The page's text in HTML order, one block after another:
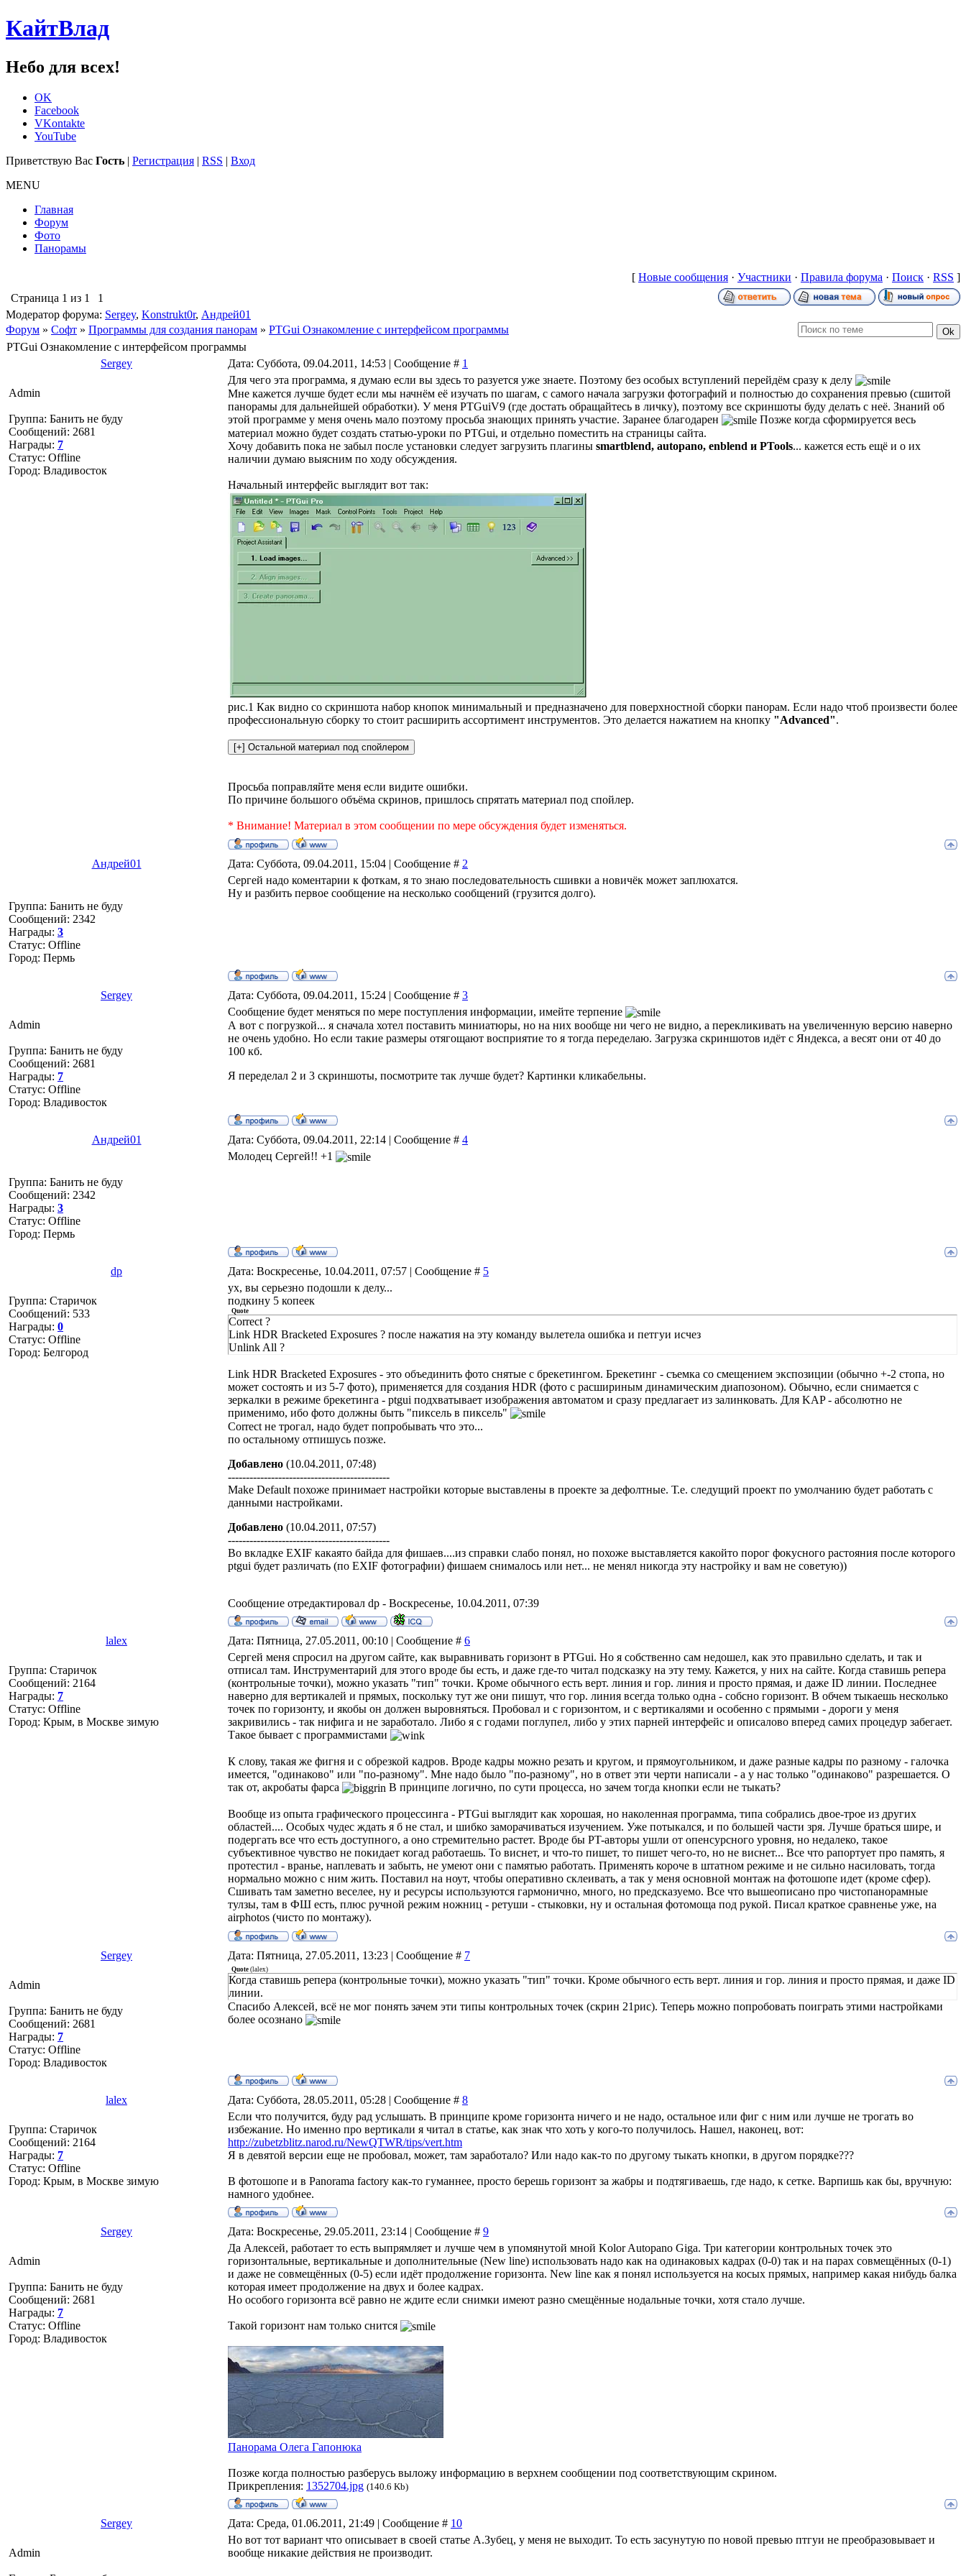
КайтВлад
Небо для всех!
OK
Facebook
VKontakte
YouTube
Приветствую Вас Гость | Регистрация | RSS | Вход
MENU
Главная
Форум
Фото
Панорамы
[ Новые сообщения · Участники · Правила форума · Поиск · RSS ]
Страница 1 из 1
1
Модератор форума: Sergey, Konstrukt0r, Андрей01
Форум » Софт » Программы для создания панорам » PTGui Ознакомление с интерфейсом программы
PTGui Ознакомление с интерфейсом программы
Sergey
Дата: Суббота, 09.04.2011, 14:53 | Сообщение # 1
Admin
Группа: Банить не буду
Сообщений: 2681
Награды: 7
Статус: Offline
Город: Владивосток
Для чего эта программа, я думаю если вы здесь то разуется уже знаете. Поэтому без особых вступлений перейдём сразу к делу
Мне кажется лучше будет если мы начнём её изучать по шагам, с самого начала загрузки фотографий и полностью до сохранения превью (сшитой
панорамы для дальнейшей обработки). У меня PTGuiV9 (где достать обращайтесь в личку), поэтому все скриншоты буду делать с неё. Знаний об
этой программе у меня очень мало поэтому просьба знающих принять участие. Заранее благодарен
Позже когда сформируется весь
материал можно будет создать статью-уроки по PTGui, и отдельно поместить на страницы сайта.
Хочу добавить пока не забыл после установки следует загрузить плагины smartblend, autopano, enblend и PTools... кажется есть ещё и о их
наличии думаю выясним по ходу обсуждения.
Начальный интерфейс выглядит вот так:
рис.1 Как видно со скриншота набор кнопок минимальный и предназначено для поверхностной сборки панорам. Если надо чтоб произвести более
профессиональную сборку то стоит расширить ассортимент инструментов. Это делается нажатием на кнопку "Advanсed".
Просьба поправляйте меня если видите ошибки.
По причине большого объёма скринов, пришлось спрятать материал под спойлер.
* Внимание! Материал в этом сообщении по мере обсуждения будет изменяться.
Андрей01 Дата: Суббота, 09.04.2011, 15:04 | Сообщение # 2
Группа: Банить не буду
Сообщений: 2342
Награды: 3
Статус: Offline
Город: Пермь
Сергей надо коментарии к фоткам, я то знаю последовательность сшивки а новичёк может заплюхатся.
Ну и разбить первое сообщение на несколько сообщений (грузится долго).
Sergey Дата: Суббота, 09.04.2011, 15:24 | Сообщение # 3
Admin
Группа: Банить не буду
Сообщений: 2681
Награды: 7
Статус: Offline
Город: Владивосток
Сообщение будет меняться по мере поступления информации, имейте терпение
А вот с погрузкой... я сначала хотел поставить миниатюры, но на них вообще ни чего не видно, а перекликивать на увеличенную версию наверно
не очень удобно. Но если такие размеры отягощают восприятие то я тогда переделаю. Загрузка скриншотов идёт с Яндекса, а весят они от 40 до
100 кб.
Я переделал 2 и 3 скриншоты, посмотрите так лучше будет? Картинки кликабельны.
Андрей01 Дата: Суббота, 09.04.2011, 22:14 | Сообщение # 4
Группа: Банить не буду
Сообщений: 2342
Награды: 3
Статус: Offline
Город: Пермь
Молодец Сергей!! +1
dp Дата: Воскресенье, 10.04.2011, 07:57 | Сообщение # 5
Группа: Старичок
Сообщений: 533
Награды: 0
Статус: Offline
Город: Белгород
ух, вы серьезно подошли к делу...
подкину 5 копеек
Quote
Correct ?
Link HDR Bracketed Exposures ? после нажатия на эту команду вылетела ошибка и петгуи исчез
Unlink All ?
Link HDR Bracketed Exposures - это объединить фото снятые с брекетингом. Брекетинг - съемка со смещением экспозиции (обычно +-2 стопа, но
может состоять и из 5-7 фото), применяется для создания HDR (фото с расшириным динамическим диапозоном). Обычно, если снимается с
зеркалки в режиме брекетинга - ptgui подхватывает изображения автоматом и сразу предлагает из залинковать. Для KAP - абсолютно не
применимо, ибо фото должны быть "пиксель в пиксель"
Correct не трогал, надо будет попробывать что это...
по остальному отпишусь позже.
Добавлено (10.04.2011, 07:48)
---------------------------------------------
Make Default похоже принимает настройки которые выставлены в проекте за дефолтные. Т.е. следущий проект по умолчанию будет работать с
данными настройками.
Добавлено (10.04.2011, 07:57)
---------------------------------------------
Во вкладке EXIF какаято байда для фишаев....из справки слабо понял, но похоже выставляется какойто порог фокусного растояния после которого
ptgui будет различать (по EXIF фотографии) фишаем снималось или нет... не менял никогда эту настройку и вам не советую))
Сообщение отредактировал dp - Воскресенье, 10.04.2011, 07:39
lalex Дата: Пятница, 27.05.2011, 00:10 | Сообщение # 6
Группа: Старичок
Сообщений: 2164
Награды: 7
Статус: Offline
Город: Крым, в Москве зимую
Сергей меня спросил на другом сайте, как выравнивать горизонт в PTGui. Но я собственно сам недошел, как это правильно сделать, и так и
отписал там. Инструментарий для этого вроде бы есть, и даже где-то читал подсказку на эту тему. Кажется, у них на сайте. Когда ставишь репера
(контрольные точки), можно указать "тип" точки. Кроме обычного есть верт. линия и гор. линия и просто прямая, и даже ID линии. Последнее
наверно для вертикалей и прямых, поскольку тут же они пишут, что гор. линия всегда только одна - собсно горизонт. В обчем тыкаешь несколько
точек по горизонту, и якобы он должен выровняться. Пробовал и с горизонтом, и с вертикалями и особенно с прямыми - дороги у меня
закривились - так нифига и не заработало. Либо я с годами поглупел, либо у этих парней интерфейс и описалово вперед самих процедур забегает.
Такое бывает с программистами
К слову, такая же фигня и с обрезкой кадров. Вроде кадры можно резать и кругом, и прямоугольником, и даже разные кадры по разному - галочка
имеется, "одинаково" или "по-разному". Мне надо было "по-разному", но в ответ эти черти написали - а у нас только "одинаково" разрешается. О
так от, акробаты фарса
В принципе логично, по сути процесса, но зачем тогда кнопки если не тыкать?
Вообще из опыта графического процессинга - PTGui выглядит как хорошая, но наколенная программа, типа собрались двое-трое из других
областей.... Особых чудес ждать я б не стал, и шибко заморачиваться изучением. Уже потыкался, и по большей части зря. Лучше браться шире, и
подергать все что есть доступного, а оно стремительно растет. Вроде бы PT-авторы ушли от опенсурсного уровня, но недалеко, такое
субъективное чувство не покидает когад работаешь. То виснет, и что-то пишет, то пишет чего-то, но не виснет... Все что рапортует про память, я
протестил - вранье, наплевать и забыть, не умеют они с памятью работать. Применять короче в штатном режиме и не сильно насиловать, тогда
нормально можно с ним жить. Поставил на ноут, чтобы оперативно склеивать, а так у меня основной монтаж на фотошопе идет (кроме сфер).
Сшивать там заметно веселее, ну и ресурсы используются гармонично, много, но предсказуемо. Все что вышеописано про чистопанорамные
тулзы, там в ФШ есть, плюс ручной режим ножниц - ретуши - стыковки, ну и остальная фотомоща под рукой. Писал краткое сравненье уже, на
airphotos (чисто по монтажу).
Sergey Дата: Пятница, 27.05.2011, 13:23 | Сообщение # 7
Admin
Группа: Банить не буду
Сообщений: 2681
Награды: 7
Статус: Offline
Город: Владивосток
Quote (lalex)
Когда ставишь репера (контрольные точки), можно указать "тип" точки. Кроме обычного есть верт. линия и гор. линия и просто прямая, и даже ID
линии.
Спасибо Алексей, всё не мог понять зачем эти типы контрольных точек (скрин 21рис). Теперь можно попробовать поиграть этими настройками
более осознано
lalex Дата: Суббота, 28.05.2011, 05:28 | Сообщение # 8
Группа: Старичок
Сообщений: 2164
Награды: 7
Статус: Offline
Город: Крым, в Москве зимую
Если что получится, буду рад услышать. В принципе кроме горизонта ничего и не надо, остальное или фиг с ним или лучше не трогать во
избежание. Но именно про вертикали я читал в статье, как знак что хоть у кого-то получилось. Нашел, наконец, вот:
http://zubetzblitz.narod.ru/NewQTWR/tips/vert.htm
Я в девятой версии еще не пробовал, может, там заработало? Или надо как-то по другому тыкать кнопки, в другом порядке???
В фотошопе и в Panorama factory как-то гуманнее, просто берешь горизонт за жабры и подтягиваешь, где надо, к сетке. Варпишь как бы, вручную:
намного удобнее.
Sergey Дата: Воскресенье, 29.05.2011, 23:14 | Сообщение # 9
Admin
Группа: Банить не буду
Сообщений: 2681
Награды: 7
Статус: Offline
Город: Владивосток
Да Алексей, работает то есть выпрямляет и лучше чем в упомянутой мной Kolor Autopano Giga. Три категории контрольных точек это
горизонтальные, вертикальные и дополнительные (New line) использовать надо как на одинаковых кадрах (0-0) так и на парах совмещённых (0-1)
и даже не совмещённых (0-5) если идёт продолжение горизонта. New line как я понял используется на косых прямых, например какая нибудь балка
которая имеет продолжение на двух и более кадрах.
Но особого горизонта всё равно не ждите если снимки имеют разно смещённые нодальные точки, хотя стало лучше.
Такой горизонт нам только снится
Панорама Олега Гапонюка
Позже когда полностью разберусь выложу информацию в верхнем сообщении под соответствующим скрином.
Прикрепления: 1352704.jpg (140.6 Kb)
Sergey Дата: Среда, 01.06.2011, 21:49 | Сообщение # 10
Admin
Но вот тот вариант что описывает в своей статье А.Зубец, у меня не выходит. То есть засунутую по новой превью птгуи не преобразовывает и
вообще никакие действия не производит.